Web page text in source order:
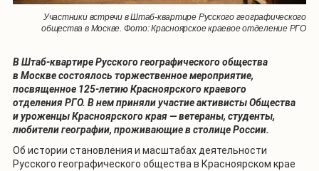
Участники встречи в Штаб-квартире Русского географического
общества в Москве. Фото: Красноярское краевое отделение РГО
В Штаб-квартире Русского географического общества
в Москве состоялось торжественное мероприятие,
посвященное 125-летию Красноярского краевого
отделения РГО. В нем приняли участие активисты Общества
и уроженцы Красноярского края — ветераны, студенты,
любители географии, проживающие в столице России.
Об истории становления и масштабах деятельности
Русского географического общества в Красноярском крае